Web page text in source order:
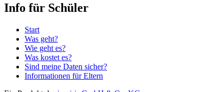
Info für Schüler
Start
Was geht?
Wie geht es?
Was kostet es?
Sind meine Daten sicher?
Informationen für Eltern